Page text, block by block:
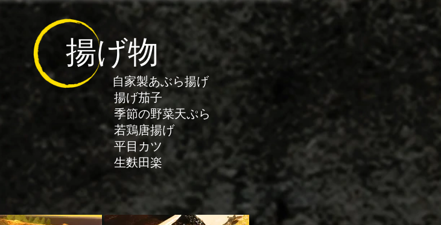
揚げ物
自家製あぶら揚げ
揚げ茄子
季節の野菜天ぷら
若鶏唐揚げ
平目カツ
生麩田楽